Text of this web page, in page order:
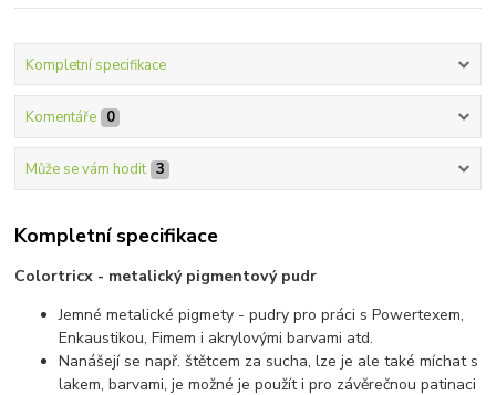
Kompletní specifikace
Komentáře 0
Může se vám hodit 3
Kompletní specifikace
Colortricx - metalický pigmentový pudr
Jemné metalické pigmety - pudry pro práci s Powertexem,
Enkaustikou, Fimem i akrylovými barvami atd.
Nanášejí se např. štětcem za sucha, lze je ale také míchat s
lakem, barvami, je možné je použít i pro závěrečnou patinaci